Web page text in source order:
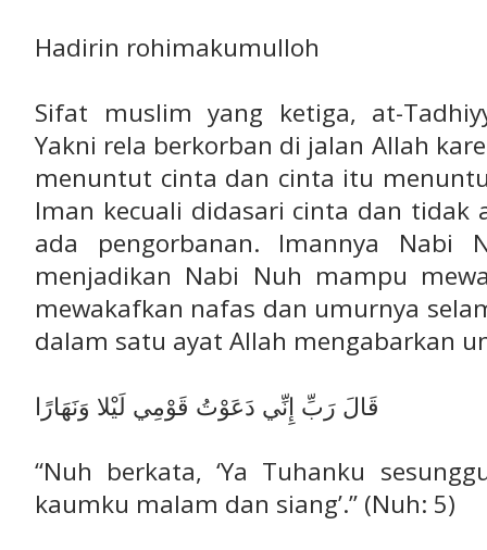
Hadirin rohimakumulloh
Sifat muslim yang ketiga, at-
Yakni rela berkorban di jalan Allah
menuntut cinta dan cinta itu
Iman kecuali didasari cinta dan tidak
ada pengorbanan. Imannya Nabi
menjadikan Nabi Nuh mampu
mewakafkan nafas dan umurnya
dalam satu ayat Allah mengabarkan
قَالَ رَبِّ إِنِّي دَعَوْتُ قَوْمِي لَيْلا وَنَهَارًا
“Nuh berkata, ‘Ya Tuhanku
kaumku malam dan siang’.” (Nuh: 5)